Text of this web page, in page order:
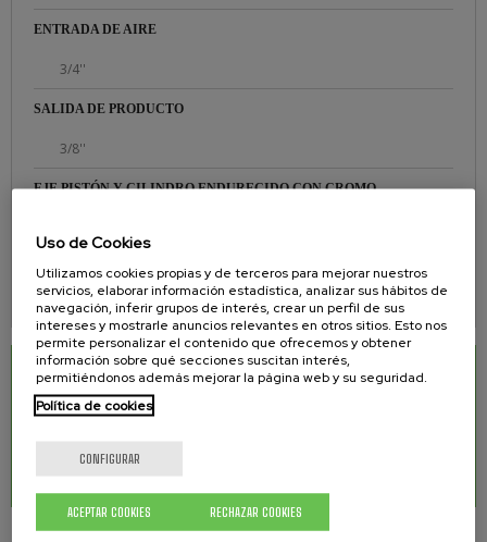
ENTRADA DE AIRE
3/4''
SALIDA DE PRODUCTO
3/8''
EJE PISTÓN Y CILINDRO ENDURECIDO CON CROMO
ASIENTOS FABRICADOS EN CARBURO DE TUNGSTENO
Sí
DESCARGAS RELACIONADAS
Manual de equipo para pintar Airless HD 63 INOX
Uso de Cookies
Utilizamos cookies propias y de terceros para mejorar nuestros
servicios, elaborar información estadística, analizar sus hábitos de
navegación, inferir grupos de interés, crear un perfil de sus
intereses y mostrarle anuncios relevantes en otros sitios. Esto nos
permite personalizar el contenido que ofrecemos y obtener
información sobre qué secciones suscitan interés,
permitiéndonos además mejorar la página web y su seguridad.
Política de cookies
CONFIGURAR
RECHAZAR COOKIES
ACEPTAR COOKIES